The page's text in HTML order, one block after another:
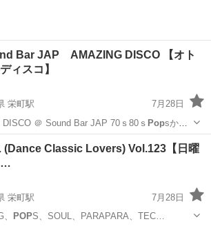
Bar JAP AMAZING DISCO 【オト
ィスコ】
栄町駅
7月28日
第4金曜日はAMAZING DISCO ＠ Sound Bar JAP 70ｓ80ｓ Popsから
中心に！ 名曲の数々を皆様のリクエストを織
ンルでON AIR！...
(Dance Classic Lovers) Vol.123【日曜
…
栄町駅
7月28日
、
POPS、SOUL、PARAPARA、TEC…